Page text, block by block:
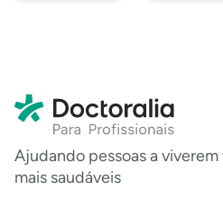
Ajudando pessoas a viverem
mais saudáveis